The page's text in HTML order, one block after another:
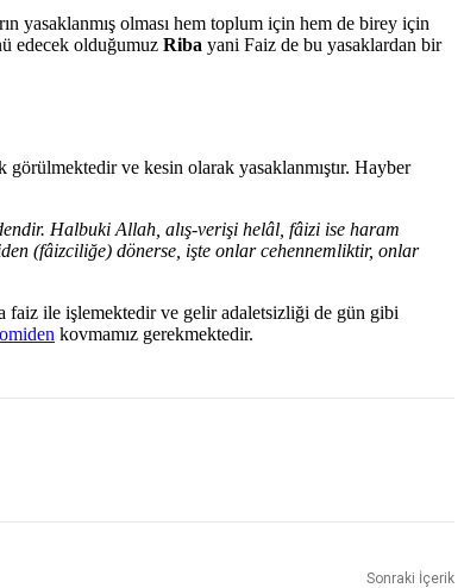
yasaklanmış olması hem toplum için hem de birey için
edecek olduğumuz Riba yani Faiz de bu yasaklardan bir
ve kesin olarak yasaklanmıştır. Hayber
Halbuki Allah, alış-verişi helâl, fâizi ise haram
(fâizciliğe) dönerse, işte onlar cehennemliktir, onlar
faiz ile işlemektedir ve gelir adaletsizliği de gün gibi
kovmamız gerekmektedir.
Sonraki İçerik